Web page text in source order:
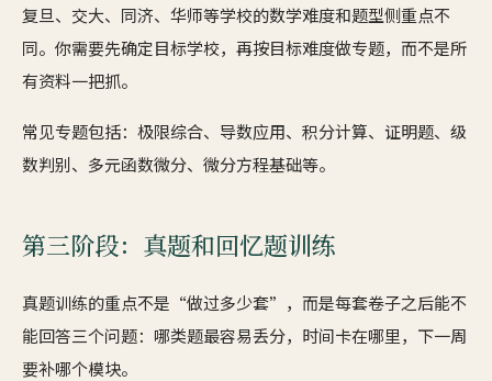
复旦、交大、同济、华师等学校的数学难度和题型侧重点不
同。你需要先确定目标学校，再按目标难度做专题，而不是所
有资料一把抓。
常见专题包括：极限综合、导数应用、积分计算、证明题、级
数判别、多元函数微分、微分方程基础等。
第三阶段：真题和回忆题训练
真题训练的重点不是“做过多少套”，而是每套卷子之后能不
能回答三个问题：哪类题最容易丢分，时间卡在哪里，下一周
要补哪个模块。